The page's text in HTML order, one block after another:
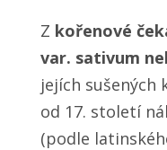
Z kořenové
var. sativum
jejích sušených
od 17. století
(podle